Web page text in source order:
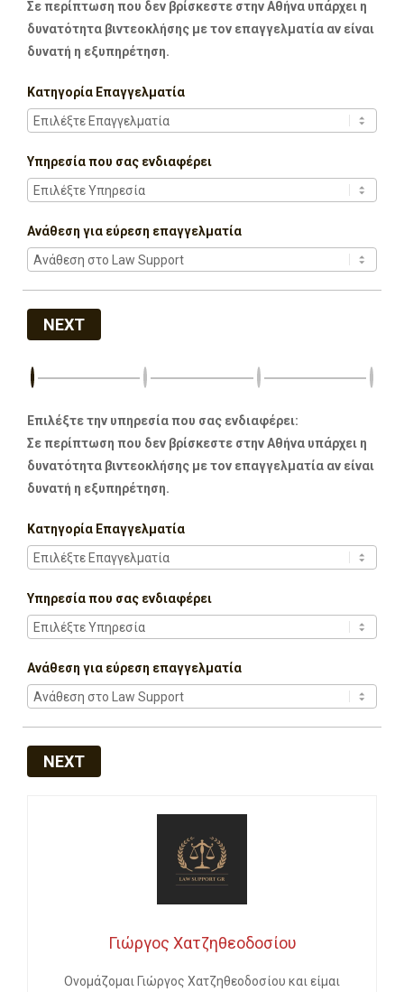
Σε περίπτωση που δεν βρίσκεστε στην Αθήνα υπάρχει η
δυνατότητα βιντεοκλήσης με τον επαγγελματία αν είναι
δυνατή η εξυπηρέτηση.
Κατηγορία Επαγγελματία
Υπηρεσία που σας ενδιαφέρει
Ανάθεση για εύρεση επαγγελματία
NEXT
Επιλέξτε την υπηρεσία που σας ενδιαφέρει:
Σε περίπτωση που δεν βρίσκεστε στην Αθήνα υπάρχει η
δυνατότητα βιντεοκλήσης με τον επαγγελματία αν είναι
δυνατή η εξυπηρέτηση.
Κατηγορία Επαγγελματία
Υπηρεσία που σας ενδιαφέρει
Ανάθεση για εύρεση επαγγελματία
NEXT
Γιώργος Χατζηθεοδοσίου
Ονομάζομαι Γιώργος Χατζηθεοδοσίου και είμαι